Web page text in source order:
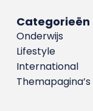
Categorieën
Onderwijs
Lifestyle
International
Themapagina’s